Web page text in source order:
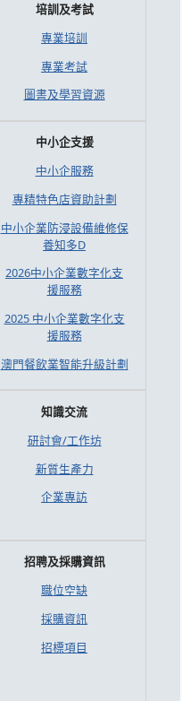
培訓及考試
專業培訓
專業考試
圖書及學習資源
中小企支援
中小企服務
專精特色店資助計劃
中小企業防浸設備維修保
養知多D
2026中小企業數字化支
援服務
2025 中小企業數字化支
援服務
澳門餐飲業智能升級計劃
知識交流
研討會/工作坊
新質生產力
企業專訪
招聘及採購資訊
職位空缺
採購資訊
招標項目